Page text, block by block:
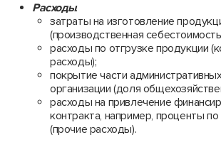
Расходы:
затраты на изготовление
(производственная
расходы по отгрузке продукции
расходы);
покрытие части
организации (доля
расходы на привлечение
контракта, например, проценты
(прочие расходы).